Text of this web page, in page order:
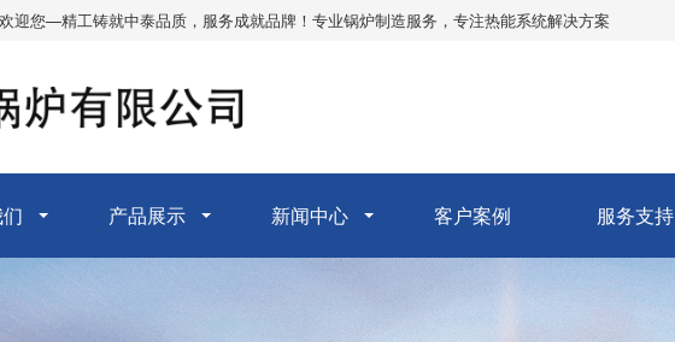
迎您—精工铸就中泰品质，服务成就品牌！专业锅炉制造服务，专注热能系统解决方案
产品展示 新闻中心 客户案例 服务支持